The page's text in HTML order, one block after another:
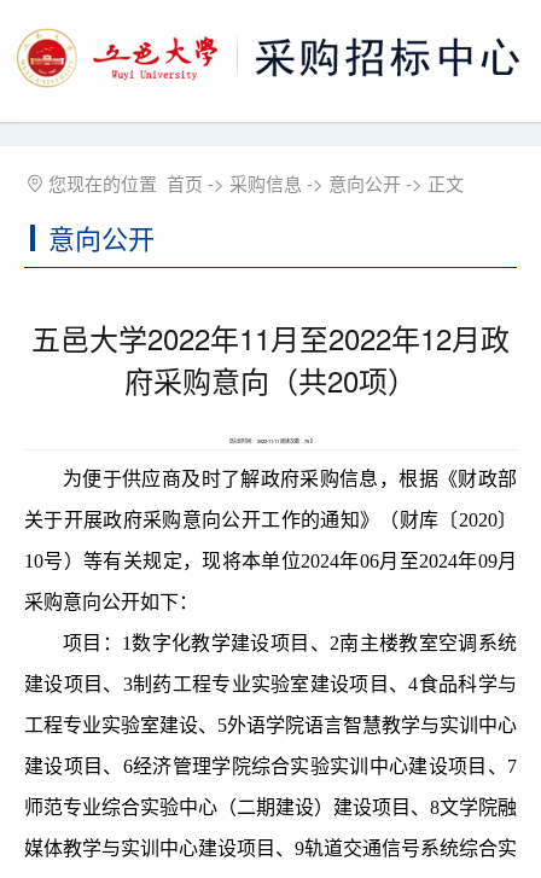
意向公开
您现在的位置 首页 -> 采购信息 -> 意向公开-> 正文
五邑大学2022年11月至2022年12月政
府采购意向（共20项）
【信息时间： 2022-11-11 阅读次数： 76】
为便于供应商及时了解政府采购信息，根据《财政部
关于开展政府采购意向公开工作的通知》（财库〔2020〕
10号）等有关规定，现将本单位2024年06月至2024年09月
采购意向公开如下：
项目： 1数字化教学建设项目 、 2南主楼教室空调系统
建设项目 、 3制药工程专业实验室建设项目、4食品科学与
工程专业实验室建设、 5外语学院语言智慧教学与实训中心
建设项目 、 6经济管理学院综合实验实训中心建设项目 、 7
师范专业综合实验中心（二期建设）建设项目 、 8文学院融
媒体教学与实训中心建设项目 、 9轨道交通信号系统综合实